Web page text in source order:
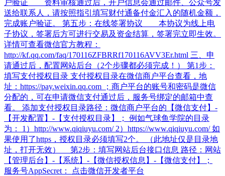
户验证 资料审核通过后，开户信息会通过邮件、公众号发
送给联系人，请按照指引填写财付通备付金汇入的随机金额，
完成账户验证。 第五步：在线签署协议 本协议为线上电
子协议，签署后方可进行交易及资金结算，签署完立即生效。
详情可查看微信官方教程：
http://kf.qq.com/faq/170116ZFBRRf170116AVV3Er.html 三、申
请通过后，配置网站后台（2个步骤都必须完成！） 第1步：
填写支付授权目录 支付授权目录在微信商户平台查看，地
址：https://pay.weixin.qq.com ；商户平台的账号和密码是微信
分配的，可在申请微信支付通过后，服务号绑定的邮箱中查
看。 添加支付授权目录路径：微信商户平台的【微信支付】-
【开发配置】-【支付授权目录】； 例如气球鱼学院的目录
为： 1）http://www.qiqiuyu.com/ 2）https://www.qiqiuyu.com/ 如
果使用了https，授权目录必须填写2个。 （此地址仅是目录地
址，打开无效） 第2步：填写网站后台接口信息 路径：网站
【管理后台】-【系统】-【微信授权信息】-【微信支付】；
服务号AppSecret： 点击微信开发者平台